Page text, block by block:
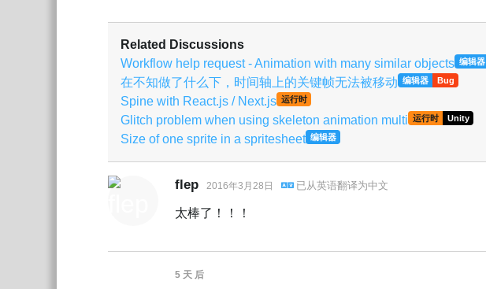
Related Discussions
Workflow help request - Animation with many similar objects 编辑器
在不知做了什么下，时间轴上的关键帧无法被移动 编辑器 Bug
Spine with React.js / Next.js 运行时
Glitch problem when using skeleton animation multi 运行时 Unity
Size of one sprite in a spritesheet 编辑器
flep 2016年3月28日 已从英语翻译为中文
太棒了！！！
5 天 后